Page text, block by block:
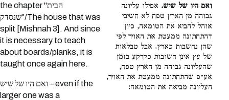
the chapter "הבית
שנסדק"/The house that was
split [Mishnah 3]. And since
it is necessary to teach
about boards/planks, it is
taught once again here.
ואם היו של שיש – even if the
larger one was a
ואם היו של שיש. אפילו עליונה
גבוהה מן הארץ טפח לא חשיבי
אוהל להביא את הטומאה, כיון
דהתחתונה ממעטת את האויר לפי
שהן נחשבות כארץ. אבל טבלאות
של עץ אינן חשובות כקרקע בזמן
שהעליונה גבוהה מן הארץ טפח,
אע״פ שהתחתונה ממעטת את האויר,
העליונה מביאה את הטומאה: